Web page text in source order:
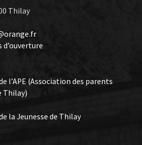
Thilay
l’APE (Association des parents
Thilay)
la Jeunesse de Thilay